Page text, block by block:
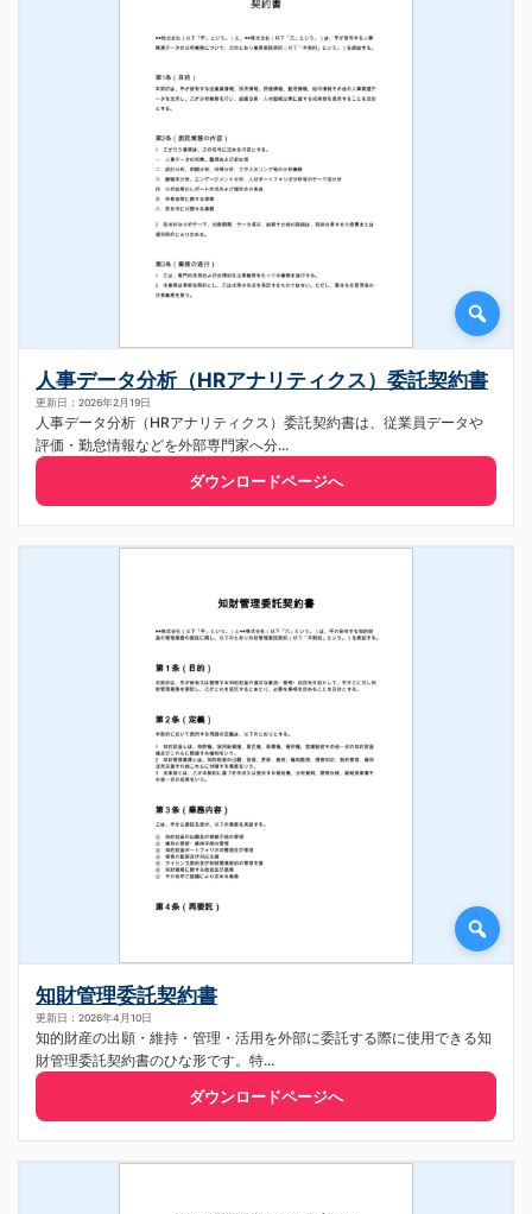
人事データ分析（HRアナリティクス）委託契約書
更新日：2026年2月19日
人事データ分析（HRアナリティクス）委託契約書は、従業員データや
評価・勤怠情報などを外部専門家へ分...
ダウンロードページへ
知財管理委託契約書
更新日：2026年4月10日
知的財産の出願・維持・管理・活用を外部に委託する際に使用できる知
財管理委託契約書のひな形です。特...
ダウンロードページへ